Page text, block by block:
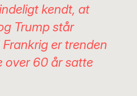
kendt, at
Trump står
er trenden
over 60 år satte